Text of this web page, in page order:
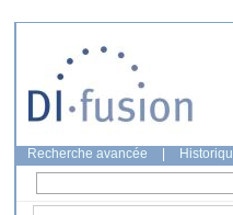
Recherche avancée